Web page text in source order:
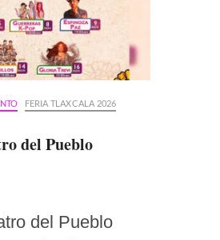
FERIA TLAXCALA 2026
del Pueblo
del Pueblo